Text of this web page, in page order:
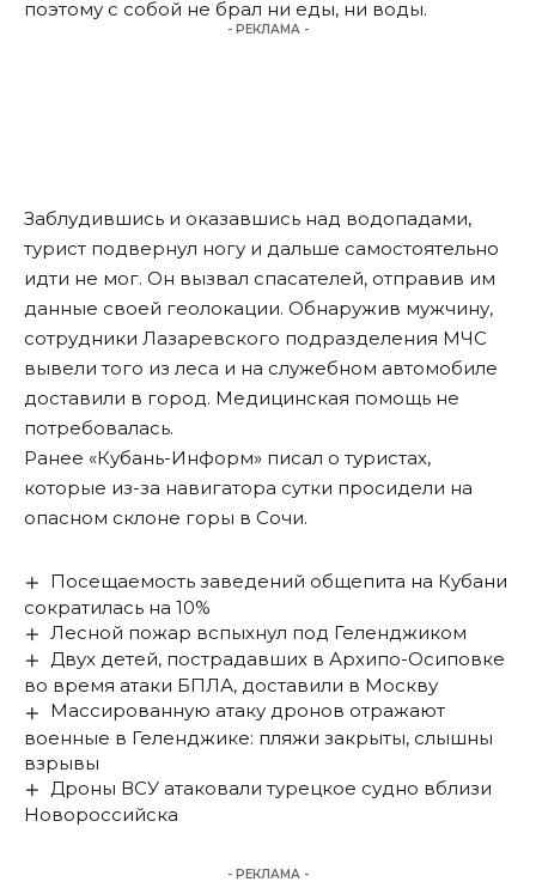
поэтому с собой не брал ни еды, ни воды.
- РЕКЛАМА -
Заблудившись и оказавшись над водопадами,
турист подвернул ногу и дальше самостоятельно
идти не мог. Он вызвал спасателей, отправив им
данные своей геолокации. Обнаружив мужчину,
сотрудники Лазаревского подразделения МЧС
вывели того из леса и на служебном автомобиле
доставили в город. Медицинская помощь не
потребовалась.
Ранее «Кубань-Информ» писал о туристах,
которые из-за навигатора сутки просидели на
опасном склоне горы в Сочи.
Посещаемость заведений общепита на Кубани
сократилась на 10%
Лесной пожар вспыхнул под Геленджиком
Двух детей, пострадавших в Архипо-Осиповке
во время атаки БПЛА, доставили в Москву
Массированную атаку дронов отражают
военные в Геленджике: пляжи закрыты, слышны
взрывы
Дроны ВСУ атаковали турецкое судно вблизи
Новороссийска
- РЕКЛАМА -